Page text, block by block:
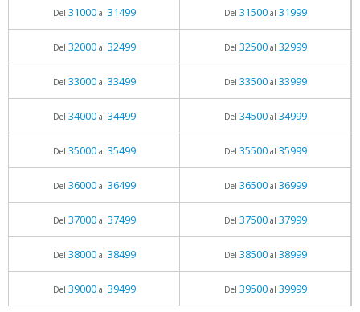
Del 31000al 31499 Del 31500al 31999
Del 32000al 32499 Del 32500al 32999
Del 33000al 33499 Del 33500al 33999
Del 34000al 34499 Del 34500al 34999
Del 35000al 35499 Del 35500al 35999
Del 36000al 36499 Del 36500al 36999
Del 37000al 37499 Del 37500al 37999
Del 38000al 38499 Del 38500al 38999
Del 39000al 39499 Del 39500al 39999